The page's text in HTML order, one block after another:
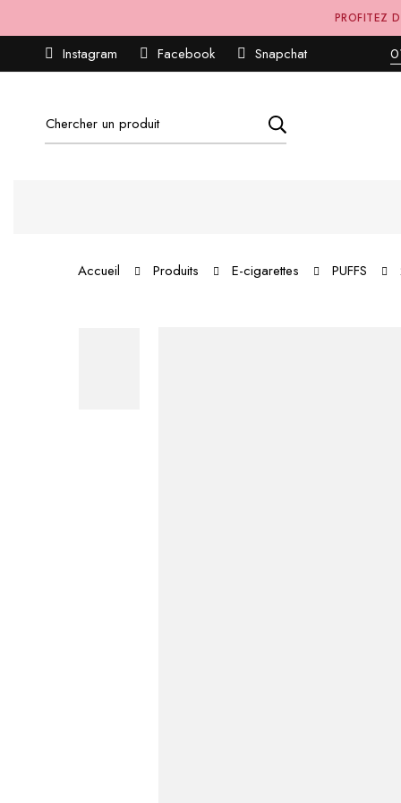
PROFITEZ
Instagram Facebook Snapchat
Recherche
pour:
Accueil Produits E-cigarettes PUFFS